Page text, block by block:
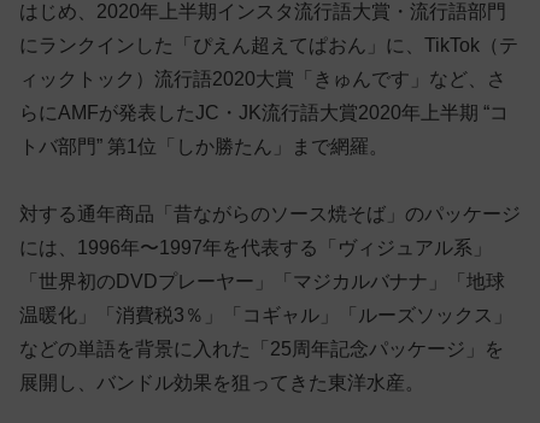
はじめ、2020年上半期インスタ流行語大賞・流行語部門
にランクインした「ぴえん超えてぱおん」に、TikTok（テ
ィックトック）流行語2020大賞「きゅんです」など、さ
らにAMFが発表したJC・JK流行語大賞2020年上半期 “コ
トバ部門” 第1位「しか勝たん」まで網羅。
対する通年商品「昔ながらのソース焼そば」のパッケージ
には、1996年〜1997年を代表する「ヴィジュアル系」
「世界初のDVDプレーヤー」「マジカルバナナ」「地球
温暖化」「消費税3％」「コギャル」「ルーズソックス」
などの単語を背景に入れた「25周年記念パッケージ」を
展開し、バンドル効果を狙ってきた東洋水産。